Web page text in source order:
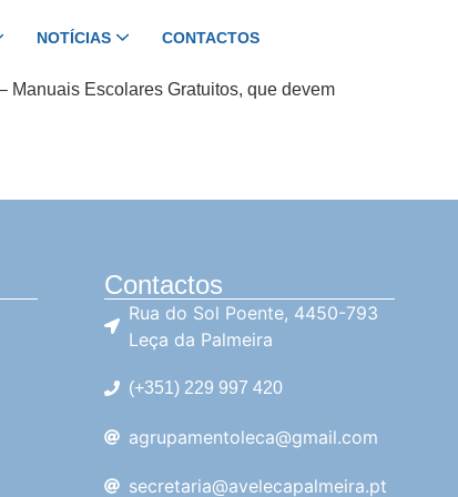
NOTÍCIAS CONTACTOS
Manuais Escolares Gratuitos, que devem
Contactos
Rua do Sol Poente, 4450-793
Leça da Palmeira
(+351) 229 997 420
agrupamentoleca@gmail.com
secretaria@avelecapalmeira.pt